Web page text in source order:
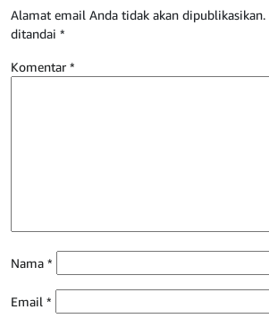
Alamat email Anda tidak akan dipublikasikan.
ditandai *
Komentar *
Nama *
Email *